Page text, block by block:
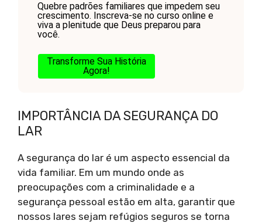
Quebre padrões familiares que impedem seu
crescimento. Inscreva-se no curso online e
viva a plenitude que Deus preparou para
você.
Transforme Sua História
Agora!
IMPORTÂNCIA DA SEGURANÇA DO
LAR
A segurança do lar é um aspecto essencial da
vida familiar. Em um mundo onde as
preocupações com a criminalidade e a
segurança pessoal estão em alta, garantir que
nossos lares sejam refúgios seguros se torna